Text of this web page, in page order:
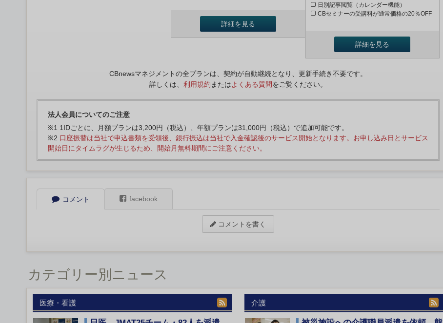
詳細を見る
日別記事閲覧（カレンダー機能）
CBセミナーの受講料が通常価格の20％OFF
詳細を見る
CBnewsマネジメントの全プランは、契約が自動継続となり、更新手続き不要です。
詳しくは、 利用規約 またはよくある質問をご覧ください。
法人会員についてのご注意
※1 1IDごとに、月額プランは3,200円（税込）、年額プランは31,000円（税込）で追加可能です。
※2 口座振替は当社で申込書類を受領後、銀行振込は当社で入金確認後のサービス開始となります。お申し込み日とサービス
開始日にタイムラグが生じるため、開始月無料期間にご注意ください。
コメント facebook
コメントを書く
カテゴリー別ニュース
医療・看護 介護